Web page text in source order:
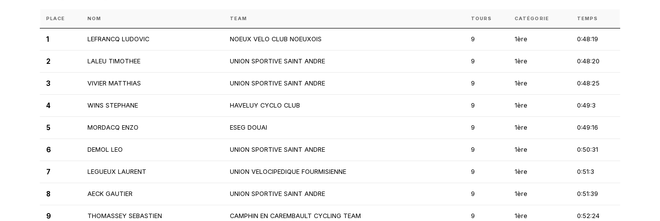
PLACE NOM TEAM TOURS CATÉGORIE TEMPS
1 LEFRANCQ LUDOVIC NOEUX VELO CLUB NOEUXOIS 9 1ère 0:48:19
2 LALEU TIMOTHEE UNION SPORTIVE SAINT ANDRE 9 1ère 0:48:20
3 VIVIER MATTHIAS UNION SPORTIVE SAINT ANDRE 9 1ère 0:48:25
4 WINS STEPHANE HAVELUY CYCLO CLUB 9 1ère 0:49:3
5 MORDACQ ENZO ESEG DOUAI 9 1ère 0:49:16
6 DEMOL LEO UNION SPORTIVE SAINT ANDRE 9 1ère 0:50:31
7 LEGUEUX LAURENT UNION VELOCIPEDIQUE FOURMISIENNE 9 1ère 0:51:3
8 AECK GAUTIER UNION SPORTIVE SAINT ANDRE 9 1ère 0:51:39
9 THOMASSEY SEBASTIEN CAMPHIN EN CAREMBAULT CYCLING TEAM 9 1ère 0:52:24